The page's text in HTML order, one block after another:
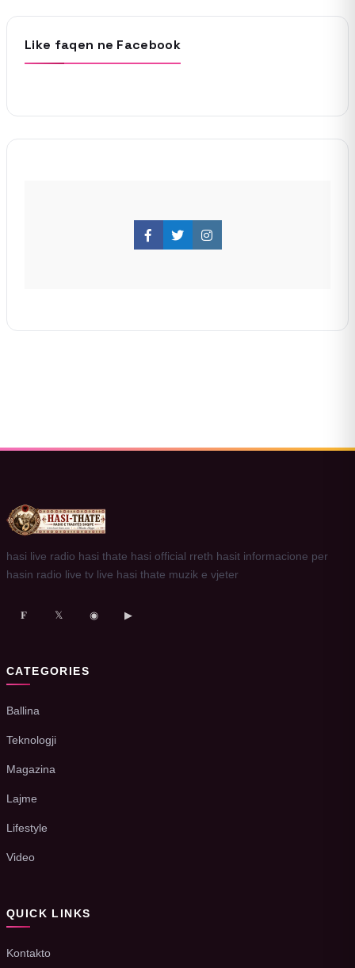
Like faqen ne Facebook
FacebookTwitterInstagram
hasi live radio hasi thate hasi official rreth hasit informacione per
hasin radio live tv live hasi thate muzik e vjeter
𝐅 𝕏 ◉ ▶
CATEGORIES
Ballina
Teknologji
Magazina
Lajme
Lifestyle
Video
QUICK LINKS
Kontakto